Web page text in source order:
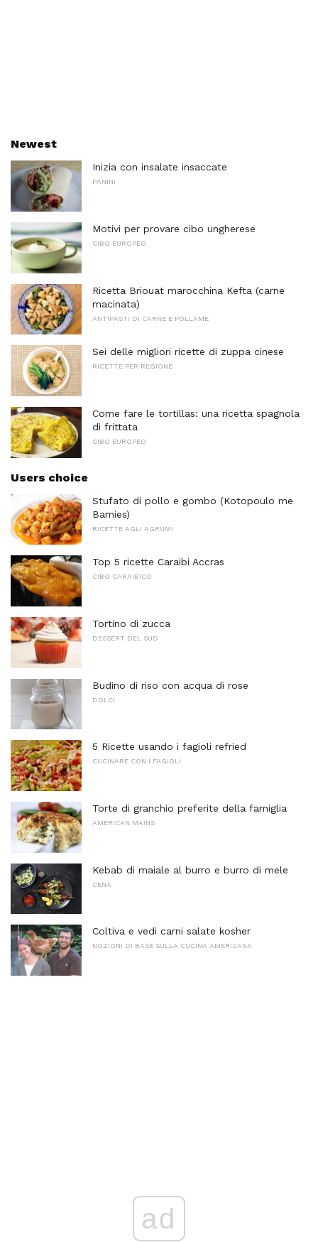
Newest
Inizia con insalate insaccate
PANINI
Motivi per provare cibo ungherese
CIBO EUROPEO
Ricetta Briouat marocchina Kefta (carne
macinata)
ANTIPASTI DI CARNE E POLLAME
Sei delle migliori ricette di zuppa cinese
RICETTE PER REGIONE
Come fare le tortillas: una ricetta spagnola
di frittata
CIBO EUROPEO
Users choice
Stufato di pollo e gombo (Kotopoulo me
Bamies)
RICETTE AGLI AGRUMI
Top 5 ricette Caraibi Accras
CIBO CARAIBICO
Tortino di zucca
DESSERT DEL SUD
Budino di riso con acqua di rose
DOLCI
5 Ricette usando i fagioli refried
CUCINARE CON I FAGIOLI
Torte di granchio preferite della famiglia
AMERICAN MAINS
Kebab di maiale al burro e burro di mele
CENA
Coltiva e vedi carni salate kosher
NOZIONI DI BASE SULLA CUCINA AMERICANA
ad